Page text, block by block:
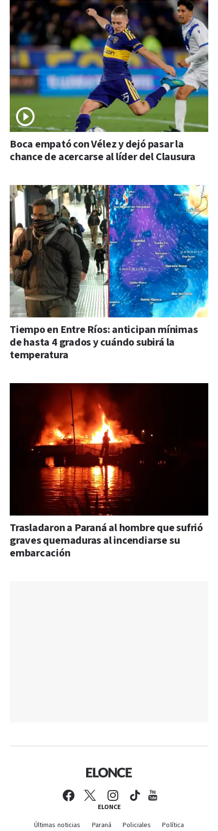
Boca empató con Vélez y dejó pasar la
chance de acercarse al líder del Clausura
Tiempo en Entre Ríos: anticipan mínimas
de hasta 4 grados y cuándo subirá la
temperatura
Trasladaron a Paraná al hombre que sufrió
graves quemaduras al incendiarse su
embarcación
ELONCE
Últimas noticias Paraná Policiales Política